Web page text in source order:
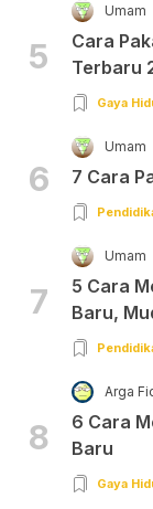
5
Umam
Cara
Terbaru
Gaya
6
Umam
7 Cara
7
Umam
5 Cara
Baru,
8
Arga
6 Cara
Baru
Gaya